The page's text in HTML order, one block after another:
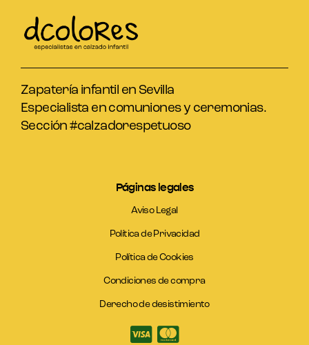
Zapatería infantil en Sevilla
Especialista en comuniones y ceremonias.
Sección #calzadorespetuoso
Páginas legales
Aviso Legal
Política de Privacidad
Política de Cookies
Condiciones de compra
Derecho de desistimiento